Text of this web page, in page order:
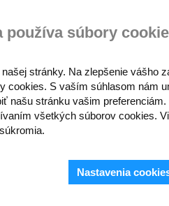
používa súbory
stránky. Na zlepšenie vášho
cookies. S vaším súhlasom nám
našu stránku vašim
všetkých súborov cookies.
Nastavenia